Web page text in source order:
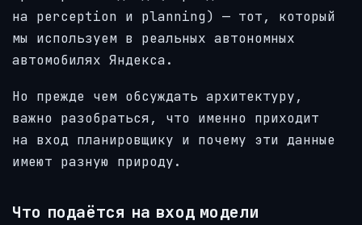
на perception и planning) — тот, который
мы используем в реальных автономных
автомобилях Яндекса.
Но прежде чем обсуждать архитектуру,
важно разобраться, что именно приходит
на вход планировщику и почему эти данные
имеют разную природу.
Что подаётся на вход модели